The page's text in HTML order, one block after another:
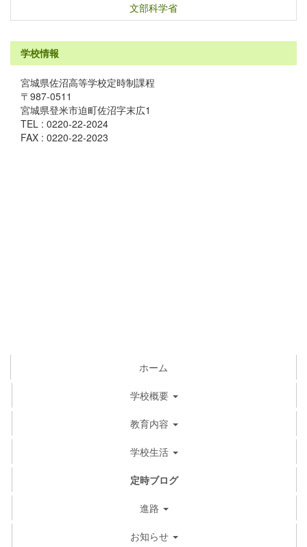
文部科学省
学校情報
宮城県佐沼高等学校定時制課程
〒987-0511
宮城県登米市迫町佐沼字末広1
TEL : 0220-22-2024
FAX : 0220-22-2023
ホーム
学校概要
教育内容
学校生活
定時ブログ
進路
お知らせ